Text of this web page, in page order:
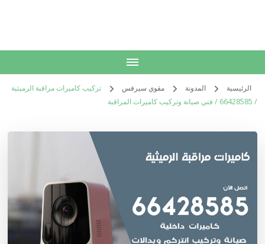
الرئيسية المدونة مقوي سيرفس
تركيب كاميرات مراقبة الرميثية
/ 66428585 / فني صيانة وتركيب كاميرات المراقبة